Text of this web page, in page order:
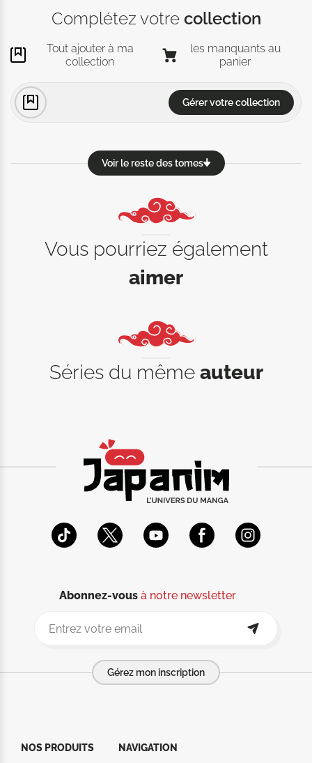
Complétez votre collection
Tout ajouter à ma
collection
les manquants au
panier
Gérer votre collection
Voir le reste des tomes
Vous pourriez également
aimer
Séries du même auteur
Abonnez-vousà notre newsletter
Gérez mon inscription
NOS PRODUITS
NAVIGATION